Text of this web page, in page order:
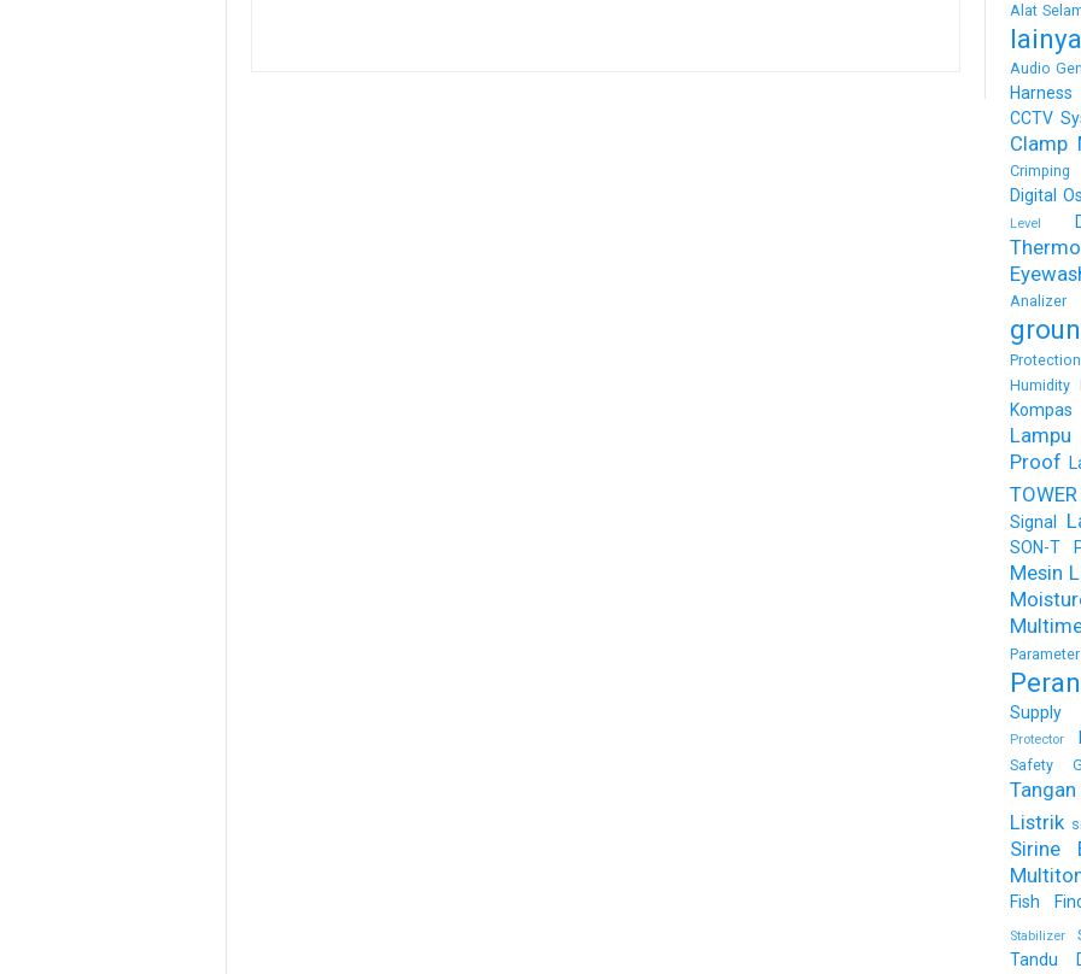
Alat
Audio
Harness
CCTV
Clamp
Crimping
Digital
Level
Analizer
Protection
Humidity
Kompas
Proof
Signal
SON-T
Mesin
Parameter
Supply
Protector
Safety
Listrik
Sirine
Fish
Stabilizer
Tandu